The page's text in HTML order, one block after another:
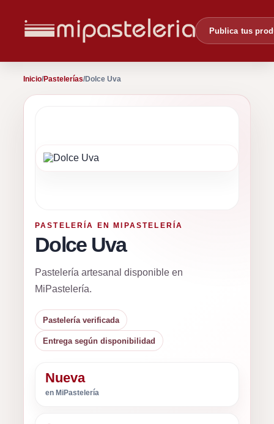
Publica tus
Inicio/Pastelerías/Dolce Uva
PASTELERÍA EN MIPASTELERÍA
Dolce Uva
Pastelería artesanal disponible en
MiPastelería.
Pastelería verificada
Entrega según disponibilidad
Nueva
en MiPastelería